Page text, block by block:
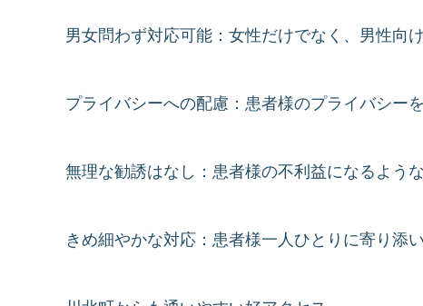
男女問わず対応可能：女性だけでなく、男性向
プライバシーへの配慮：患者様のプライバシー
無理な勧誘はなし：患者様の不利益になるよう
きめ細やかな対応：患者様一人ひとりに寄り添